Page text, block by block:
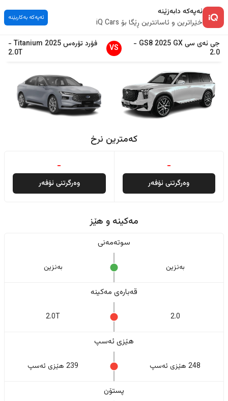
ئەپەکە دابەزێنە
خێراترین و ئاسانترین ڕێگا بۆ iQ Cars
ئەپەکە بەکاربێنە
جی ئەی سی GS8 2025 GX
-
2.0
VS فۆردتۆرەس2025
Titanium
-
2.0T
کەمترین نرخ
-
وەرگرتنی ئۆفەر
-
وەرگرتنی ئۆفەر
مەکینە و هێز
سوتەمەنی
بەنزین بەنزین
قەبارەی مەکینە
2.0
2.0T
هێزی ئەسپ
248 هێزی ئەسپ 239 هێزی ئەسپ
پستۆن